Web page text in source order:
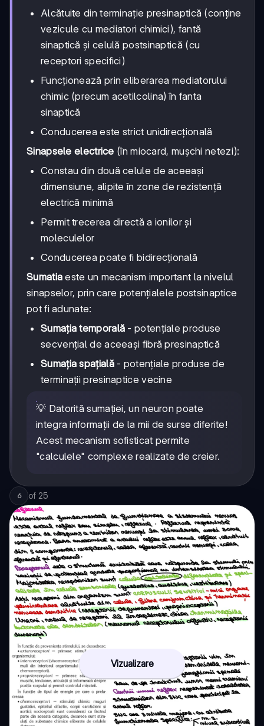
Alcătuite din terminație presinaptică (conține
vezicule cu mediatori chimici), fantă
sinaptică și celulă postsinaptică (cu
receptori specifici)
Funcționează prin eliberarea mediatorului
chimic (precum acetilcolina) în fanta
sinaptică
Conducerea este strict unidirecțională
Sinapsele electrice (în miocard, mușchi netezi):
Constau din două celule de aceeași
dimensiune, alipite în zone de rezistență
electrică minimă
Permit trecerea directă a ionilor și
moleculelor
Conducerea poate fi bidirecțională
Sumatia este un mecanism important la nivelul
sinapselor, prin care potențialele postsinaptice
pot fi adunate:
Sumația temporală - potențiale produse
secvențial de aceeași fibră presinaptică
Sumația spațială- potențiale produse de
terminații presinaptice vecine
💡 Datorită sumaţiei, un neuron poate
integra informaţii de la mii de surse diferite!
Acest mecanism sofisticat permite
"calculele" complexe realizate de creier.
6 of 25
Vizualizare